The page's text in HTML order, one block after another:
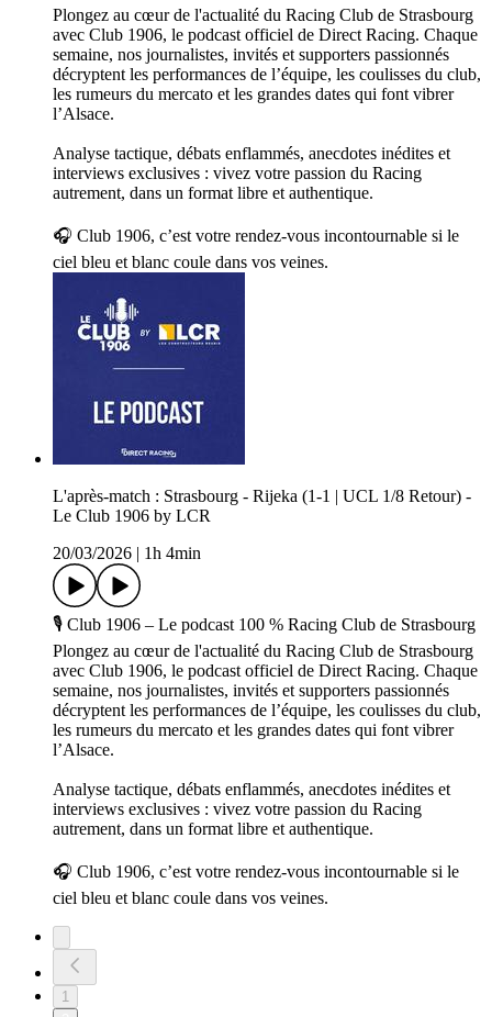
Plongez au cœur de l'actualité du Racing Club de Strasbourg
avec Club 1906, le podcast officiel de Direct Racing. Chaque
semaine, nos journalistes, invités et supporters passionnés
décryptent les performances de l’équipe, les coulisses du club,
les rumeurs du mercato et les grandes dates qui font vibrer
l’Alsace.
Analyse tactique, débats enflammés, anecdotes inédites et
interviews exclusives : vivez votre passion du Racing
autrement, dans un format libre et authentique.
🎧 Club 1906, c’est votre rendez-vous incontournable si le
ciel bleu et blanc coule dans vos veines.
L'après-match : Strasbourg - Rijeka (1-1 | UCL 1/8 Retour) -
Le Club 1906 by LCR
20/03/2026
1h 4min
🎙️ Club 1906 – Le podcast 100 % Racing Club de Strasbourg
Plongez au cœur de l'actualité du Racing Club de Strasbourg
avec Club 1906, le podcast officiel de Direct Racing. Chaque
semaine, nos journalistes, invités et supporters passionnés
décryptent les performances de l’équipe, les coulisses du club,
les rumeurs du mercato et les grandes dates qui font vibrer
l’Alsace.
Analyse tactique, débats enflammés, anecdotes inédites et
interviews exclusives : vivez votre passion du Racing
autrement, dans un format libre et authentique.
🎧 Club 1906, c’est votre rendez-vous incontournable si le
ciel bleu et blanc coule dans vos veines.
1